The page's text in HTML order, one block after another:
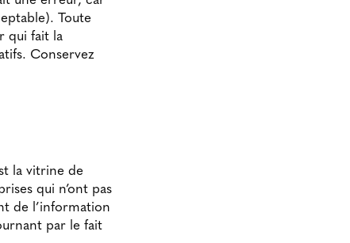
Toute
qui fait la
Conservez
la vitrine de
qui n’ont pas
de l’information
par le fait